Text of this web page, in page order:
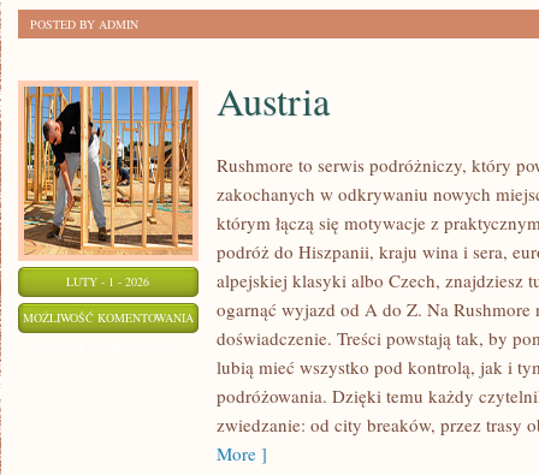
POSTED BY ADMIN
LUTY - 1 - 2026
MOŻLIWOŚĆ KOMENTOWANIA AUSTRIA
Austria
Rushmore to serwis podróżniczy, który
zakochanych w odkrywaniu nowych
którym łączą się motywacje z
podróż do Hiszpanii, kraju wina i sera,
alpejskiej klasyki albo Czech, znajdziesz
ogarnąć wyjazd od A do Z. Na Rushmore
doświadczenie. Treści powstają tak, by
lubią mieć wszystko pod kontrolą, jak i
podróżowania. Dzięki temu każdy
zwiedzanie: od city breaków, przez trasy
More ]